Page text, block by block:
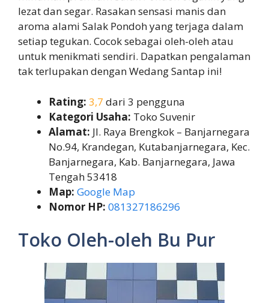
lezat dan segar. Rasakan sensasi manis dan
aroma alami Salak Pondoh yang terjaga dalam
setiap tegukan. Cocok sebagai oleh-oleh atau
untuk menikmati sendiri. Dapatkan pengalaman
tak terlupakan dengan Wedang Santap ini!
Rating: 3,7 dari 3 pengguna
Kategori Usaha: Toko Suvenir
Alamat: Jl. Raya Brengkok – Banjarnegara
No.94, Krandegan, Kutabanjarnegara, Kec.
Banjarnegara, Kab. Banjarnegara, Jawa
Tengah 53418
Map: Google Map
Nomor HP: 081327186296
Toko Oleh-oleh Bu Pur